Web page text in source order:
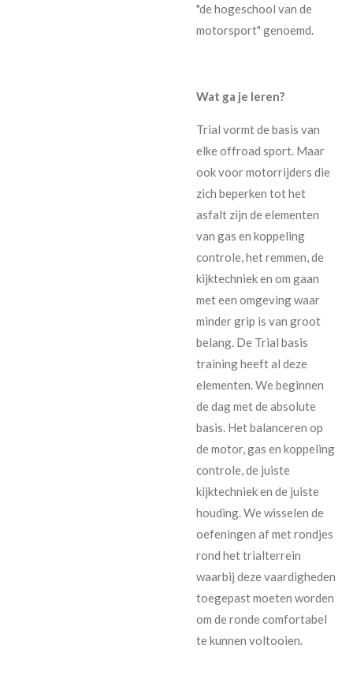
"de hogeschool van de
motorsport" genoemd.
Wat ga je leren?
Trial vormt de basis van
elke offroad sport. Maar
ook voor motorrijders die
zich beperken tot het
asfalt zijn de elementen
van gas en koppeling
controle, het remmen, de
kijktechniek en om gaan
met een omgeving waar
minder grip is van groot
belang. De Trial basis
training heeft al deze
elementen. We beginnen
de dag met de absolute
basis. Het balanceren op
de motor, gas en koppeling
controle, de juiste
kijktechniek en de juiste
houding. We wisselen de
oefeningen af met rondjes
rond het trialterrein
waarbij deze vaardigheden
toegepast moeten worden
om de ronde comfortabel
te kunnen voltooien.